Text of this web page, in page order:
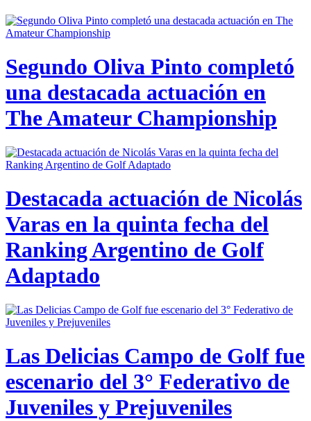
Segundo Oliva Pinto completó
una destacada actuación en
The Amateur Championship
Destacada actuación de Nicolás
Varas en la quinta fecha del
Ranking Argentino de Golf
Adaptado
Las Delicias Campo de Golf fue
escenario del 3° Federativo de
Juveniles y Prejuveniles